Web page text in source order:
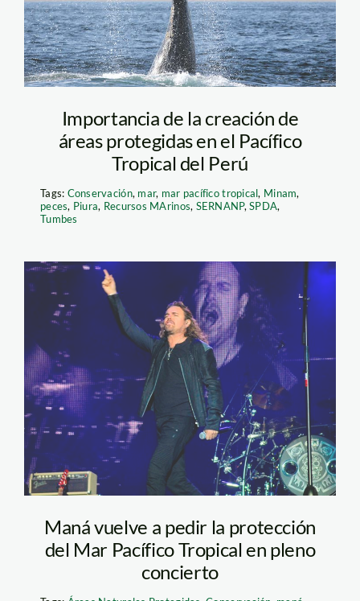
Importancia de la creación de
áreas protegidas en el Pacífico
Tropical del Perú
Tags: Conservación, mar, mar pacífico tropical, Minam,
peces, Piura, Recursos MArinos, SERNANP,SPDA,
Tumbes
man{a puerto rico
Maná vuelve a pedir la protección
del Mar Pacífico Tropical en pleno
concierto